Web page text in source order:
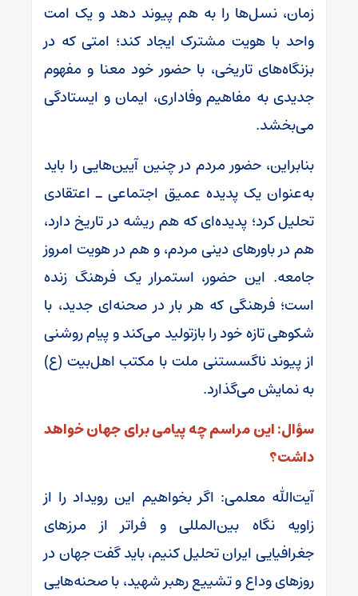
زمان، نسل‌ها را به هم پیوند دهد و یک امت
واحد با هویت مشترک ایجاد کند؛ امتی که در
بزنگاه‌های تاریخی، با حضور خود معنا و مفهوم
جدیدی به مفاهیم وفاداری، ایمان و ایستادگی
می‌بخشد.
بنابراین، حضور مردم در چنین آیین‌هایی را باید
به‌عنوان یک پدیده عمیق اجتماعی ـ اعتقادی
تحلیل کرد؛ پدیده‌ای که هم ریشه در تاریخ دارد،
هم در باورهای دینی مردم، و هم در هویت امروز
جامعه. این حضور، استمرار یک فرهنگ زنده
است؛ فرهنگی که هر بار در صحنه‌ای جدید، با
شکوهی تازه خود را بازتولید می‌کند و پیام روشنی
از پیوند ناگسستنی ملت با مکتب اهل‌بیت (ع)
به نمایش می‌گذارد.
سؤال: این مراسم چه پیامی برای جهان خواهد
داشت؟
آیت‌الله معلمی: اگر بخواهیم این رویداد را از
زاویه نگاه بین‌المللی و فراتر از مرزهای
جغرافیایی ایران تحلیل کنیم، باید گفت جهان در
روزهای وداع و تشییع رهبر شهید، با صحنه‌هایی